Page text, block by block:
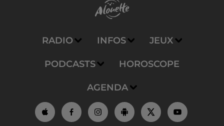
RADIO INFOS JEUX
PODCASTS HOROSCOPE
AGENDA